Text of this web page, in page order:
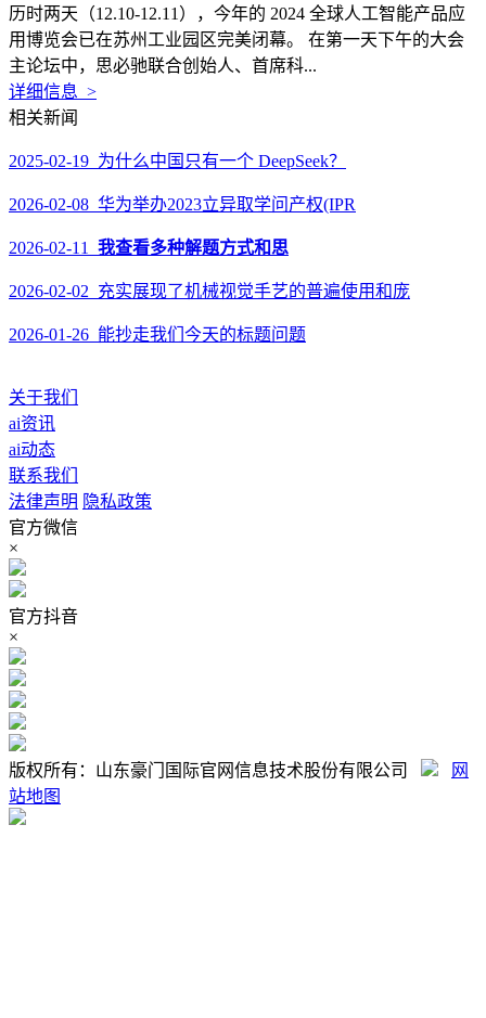
历时两天（12.10-12.11），今年的 2024 全球人工智能产品应
用博览会已在苏州工业园区完美闭幕。 在第一天下午的大会
主论坛中，思必驰联合创始人、首席科...
详细信息 >
相关新闻
2025-02-19 为什么中国只有一个 DeepSeek？
2026-02-08 华为举办2023立异取学问产权(IPR
2026-02-11 我查看多种解题方式和思
2026-02-02 充实展现了机械视觉手艺的普遍使用和庞
2026-01-26 能抄走我们今天的标题问题
关于我们
ai资讯
ai动态
联系我们
法律声明 隐私政策
官方微信
×
官方抖音
×
版权所有：山东豪门国际官网信息技术股份有限公司
网
站地图